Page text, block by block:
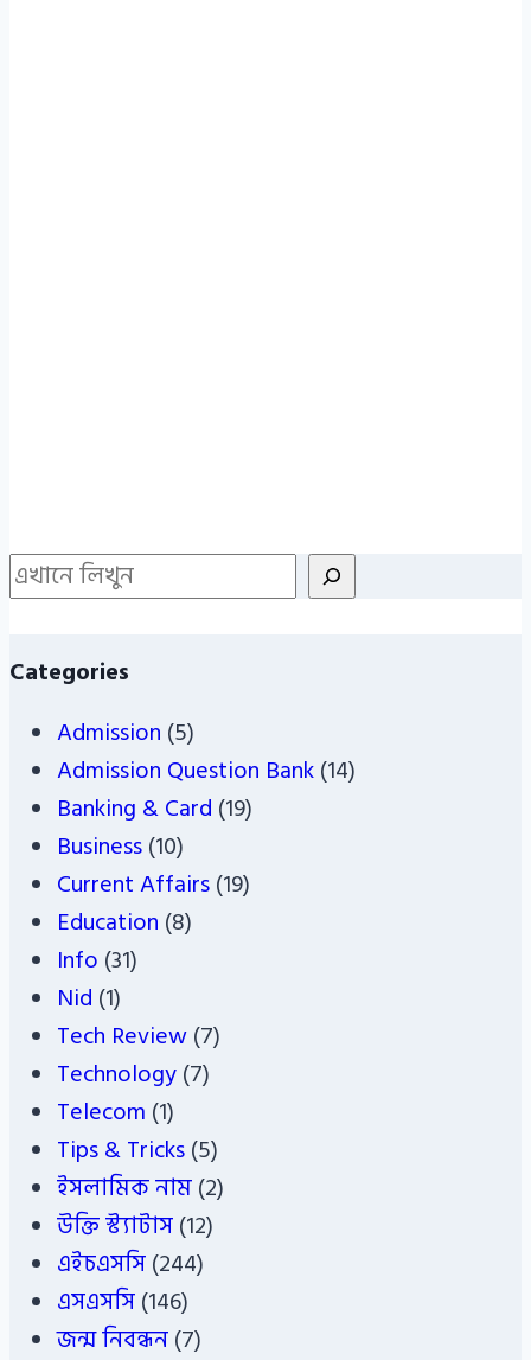
Search
Categories
Admission (5)
Admission Question Bank(14)
Banking & Card (19)
Business(10)
Current Affairs(19)
Education (8)
Info (31)
Nid (1)
Tech Review(7)
Technology(7)
Telecom (1)
Tips & Tricks(5)
ইসলামিক নাম(2)
উক্তি স্ট্যাটাস(12)
এইচএসসি(244)
এসএসসি(146)
জন্ম নিবন্ধন(7)